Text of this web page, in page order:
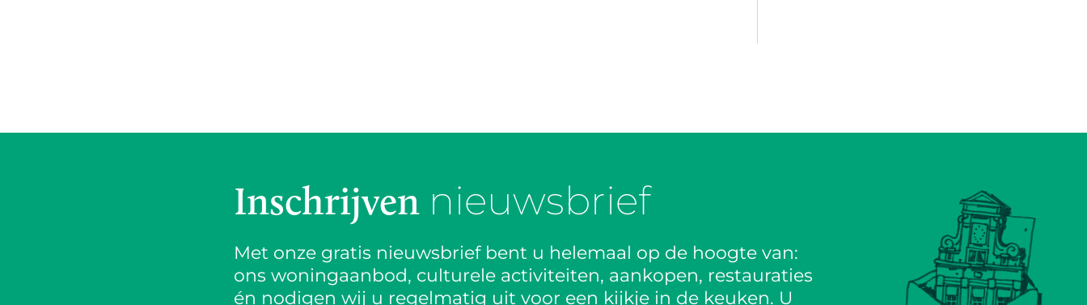
Inschrijven nieuwsbrief
Met onze gratis nieuwsbrief bent u helemaal op de hoogte van:
ons woningaanbod, culturele activiteiten, aankopen, restauraties
én nodigen wij u regelmatig uit voor een kijkje in de keuken. U